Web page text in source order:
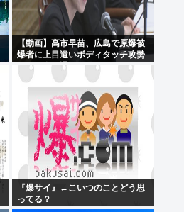
【動画】高市早苗、広島で原爆被
爆者に上目遣いボディタッチ攻勢
するも全く通用しないどころか
「非常に不安」とガチギレ
『爆サイ』←こいつのことどう思
ってる？